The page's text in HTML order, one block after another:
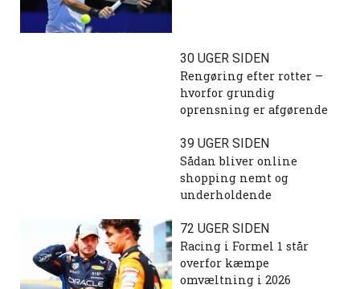
30 UGER SIDEN
Rengøring efter rotter –
hvorfor grundig
oprensning er afgørende
39 UGER SIDEN
Sådan bliver online
shopping nemt og
underholdende
72 UGER SIDEN
Racing i Formel 1 står
overfor kæmpe
omvæltning i 2026